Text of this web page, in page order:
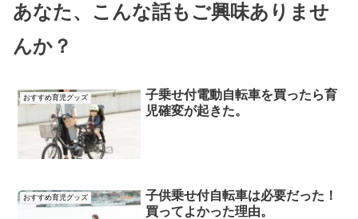
あなた、こんな話もご興味ありませ
んか？
おすすめ育児グッズ
子乗せ付電動自転車を買ったら育
児確変が起きた。
おすすめ育児グッズ
子供乗せ付自転車は必要だった！
買ってよかった理由。